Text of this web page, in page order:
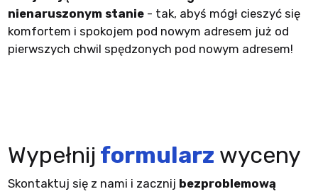
nienaruszonym stanie- tak, abyś mógł cieszyć się
komfortem i spokojem pod nowym adresem już od
pierwszych chwil spędzonych pod nowym adresem!
Wypełnij formularz wyceny
Skontaktuj się z nami i zacznij bezproblemową